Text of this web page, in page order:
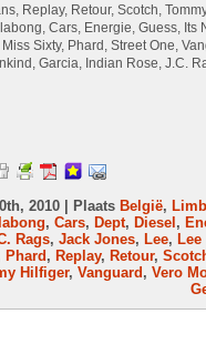
Replay, Retour, Scotch,
Cars, Energie, Guess, Its
Sixty, Phard, Street One,
Garcia, Indian Rose, J.C.
2010 | Plaats België,
, Cars, Dept, Diesel ,
Rags, Jack Jones, Lee,
Phard , Replay, Retour,
Hilfiger, Vanguard , Vero